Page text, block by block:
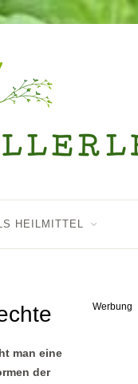
HEILMITTEL
Werbung
man eine
der